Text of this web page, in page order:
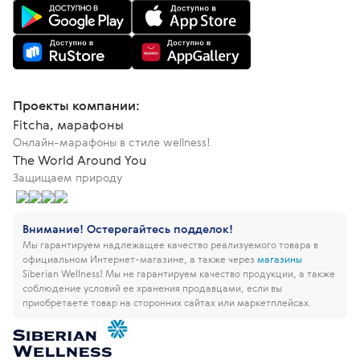
Проекты компании:
Fitcha, марафоны
Онлайн-марафоны в стиле wellness!
The World Around You
Защищаем природу
Внимание! Остерегайтесь подделок!
Мы гарантируем надлежащее качество реализуемого товара в
официальном Интернет-магазине, а также через магазины
Siberian Wellness! Мы не гарантируем качество продукции, а также
соблюдение условий ее хранения продавцами, если вы
приобретаете товар на сторонних сайтах или маркетплейсах.